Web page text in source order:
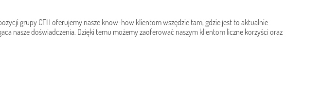
grupy CFH oferujemy nasze know-how klientom wszędzie tam, gdzie jest to aktualnie
nasze doświadczenia. Dzięki temu możemy zaoferować naszym klientom liczne korzyści oraz